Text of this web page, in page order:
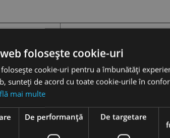
folosește cookie-uri
cookie-uri pentru a îmbunătăți
sunteți de acord cu toate cookie-urile în
mai multe
De performanță De targetare